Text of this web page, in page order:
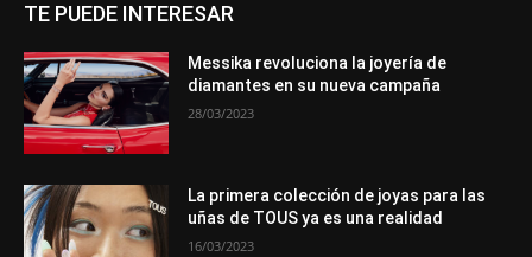
TE PUEDE INTERESAR
Messika revoluciona la joyería de
diamantes en su nueva campaña
28/03/2023
La primera colección de joyas para las
uñas de TOUS ya es una realidad
16/03/2023